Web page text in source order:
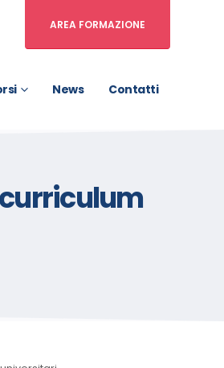
AREA FORMAZIONE
News Contatti